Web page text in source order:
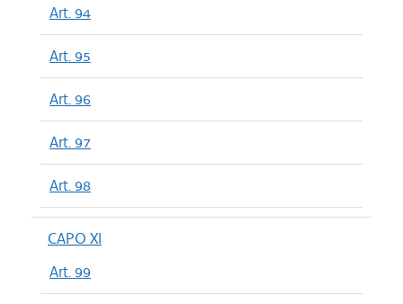
Art. 94
Art. 95
Art. 96
Art. 97
Art. 98
CAPO XI
Art. 99